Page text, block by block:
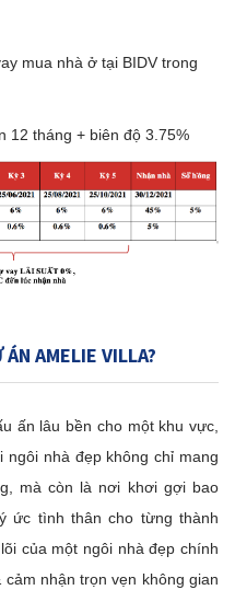
mua nhà ở tại BIDV trong
12 tháng + biên độ 3.75%
AMELIE VILLA?
ấn lâu bền cho một khu vực,
nhà đẹp không chỉ mang
mà còn là nơi khơi gợi bao
ức tình thân cho từng thành
của một ngôi nhà đẹp chính
nhận trọn vẹn không gian